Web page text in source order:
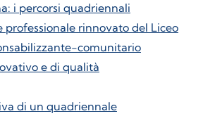
i percorsi quadriennali
rinnovato del Liceo
comunitario
e di qualità
di un quadriennale